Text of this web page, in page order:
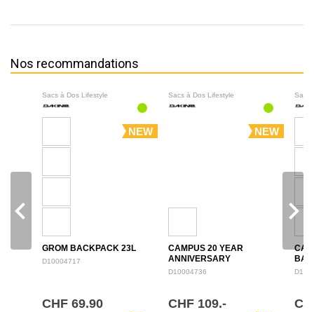
Nos recommandations
Sacs à Dos Lifestyle
NEW
GROM BACKPACK 23L
D10004717
CHF 69.90
Sacs à Dos Lifestyle
NEW
CAMPUS 20 YEAR
ANNIVERSARY
BACKPACK 28L
D10004736
CHF 109.-
Sacs
navigate_before navigate_next